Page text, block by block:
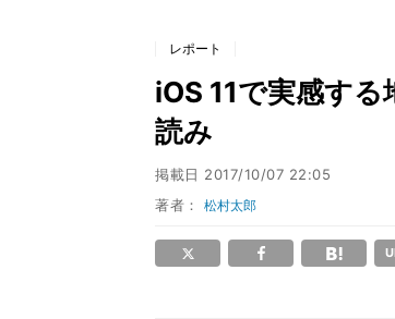
レポート
iOS 11で実感す
読み
掲載日 2017/10/07 22:05
著者：松村太郎